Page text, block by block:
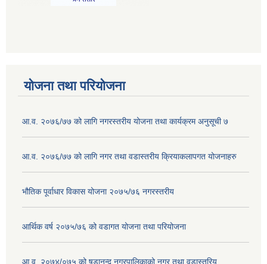
योजना तथा परियोजना
आ.व. २०७६/७७ को लागि नगरस्तरीय योजना तथा कार्यक्रम अनुसूची ७
आ.व. २०७६/७७ को लागि नगर तथा वडास्तरीय क्रियाकलापगत योजनाहरु
भौतिक पूर्वाधार विकास योजना २०७५/७६ नगरस्तरीय
आर्थिक वर्ष २०७५/७६ को वडागत योजना तथा परियोजना
आ.व. २०७४/०७५ को षडानन्द नगरपालिकाको नगर तथा वडास्तरिय